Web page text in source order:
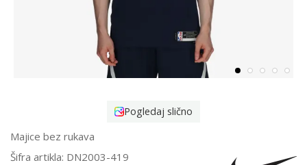
Pogledaj slično
Majice bez rukava
Šifra artikla: DN2003-419